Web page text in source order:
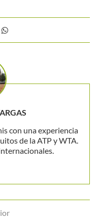
con una experiencia
de la ATP y WTA.